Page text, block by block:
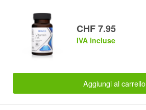
CHF 7.95
IVA incluse
Aggiungi al carrello